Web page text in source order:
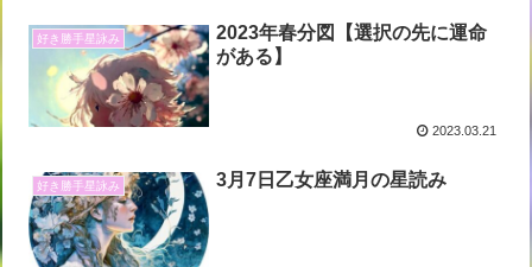
好き勝手星詠み
2023年春分図【選択の先に運命
がある】
2023.03.21
好き勝手星詠み 3月7日乙女座満月の星読み